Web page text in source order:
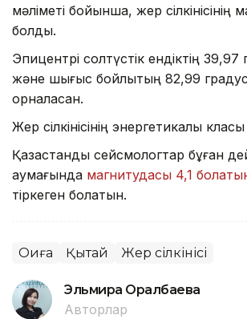
мәліметі бойынша, жер сілкінісінің
болды.
Эпицентрі солтүстік ендіктің
және шығыс бойлықтың 82,99
орналасқан.
Жер сілкінісінің энергетикалық
Қазақстандық сейсмологтар бұған
аумағында магнитудасы 4,1 болатын
тіркеген болатын.
Оқиға Қытай Жер сілкінісі
Эльмира Оралбаева
Авторлар